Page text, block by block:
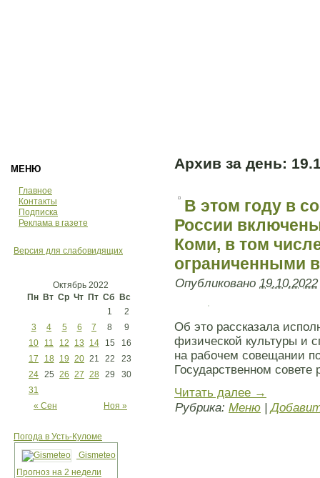
МЕНЮ
Главное
Контакты
Подписка
Реклама в газете
Версия для слабовидящих
Октябрь 2022
Пн Вт Ср Чт Пт Сб Вс
« Сен Ноя »
1
2
3
4 5 6 7 8
9
10
11 12 13 14 15
16
17
18 19 20 21 22
23
24 25 26 27 28 29
30
31
Погода в Усть-Куломе
Gismeteo
Прогноз на 2 недели
Архив за день:
В этом году в
России
Коми, в том
ограниченными
Опубликовано 19.10.2022
Об это рассказала
физической культуры и
на рабочем совещании
Государственном совете
Читать далее →
Рубрика: Меню |